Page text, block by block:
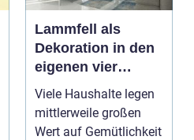
Lammfell als
Dekoration in den
eigenen vier
Wänden
Viele Haushalte legen
mittlerweile großen
Wert auf Gemütlichkeit